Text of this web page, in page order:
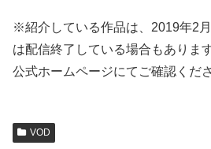
※紹介している作品は、2019年2
は配信終了している場合もありま
公式ホームページにてご確認くださ
VOD